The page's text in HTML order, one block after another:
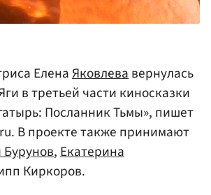
ЕленаЯковлевавернулась
в третьей части киносказки
Посланник Тьмы», пишет
В проекте также принимают
Бурунов,Екатерина
Киркоров.